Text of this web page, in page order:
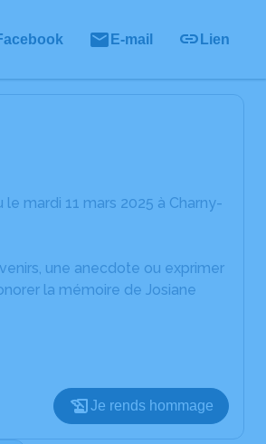
E-mail Lien
mardi 11 mars 2025 à Charny-
une anecdote ou exprimer
la mémoire de Josiane
Je rends hommage